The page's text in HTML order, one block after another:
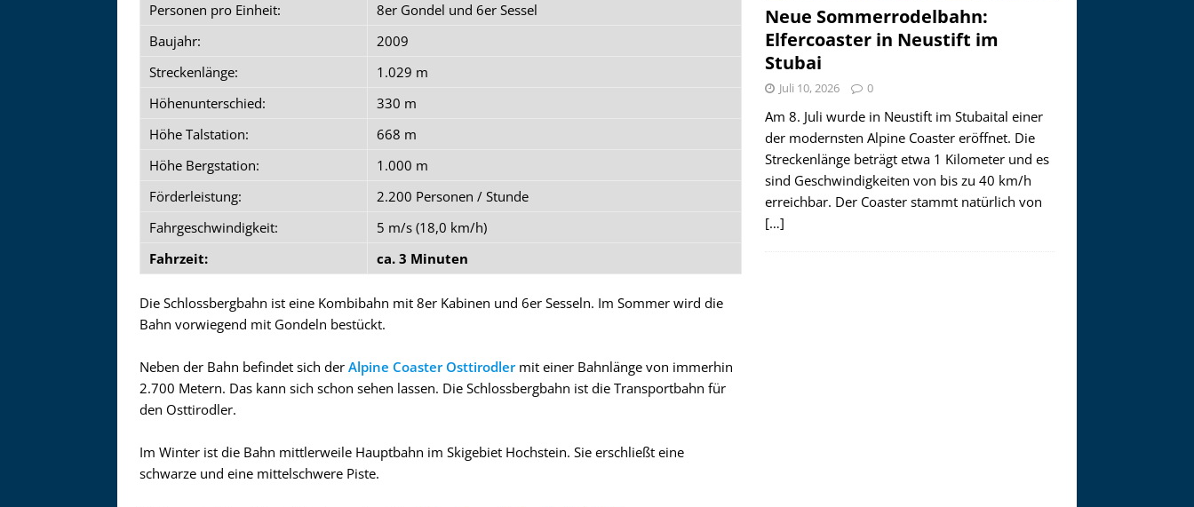
Personen pro Einheit:
8er Gondel und 6er Sessel
Baujahr:
2009
Streckenlänge:
1.029 m
Höhenunterschied:
330 m
Höhe Talstation:
668 m
Höhe Bergstation:
1.000 m
Förderleistung:
2.200 Personen / Stunde
Fahrgeschwindigkeit:
5 m/s (18,0 km/h)
Fahrzeit:
ca. 3 Minuten
Die Schlossbergbahn ist eine Kombibahn mit 8er Kabinen und 6er Sesseln. Im Sommer wird die
Bahn vorwiegend mit Gondeln bestückt.
Neben der Bahn befindet sich der Alpine Coaster Osttirodlermit einer Bahnlänge von immerhin
2.700 Metern. Das kann sich schon sehen lassen. Die Schlossbergbahn ist die Transportbahn für
den Osttirodler.
Im Winter ist die Bahn mittlerweile Hauptbahn im Skigebiet Hochstein. Sie erschließt eine
schwarze und eine mittelschwere Piste.
Neue Sommerrodelbahn:
Elfercoaster in Neustift im
Stubai
Juli 10, 2026 0
Am 8. Juli wurde in Neustift im Stubaital einer
der modernsten Alpine Coaster eröffnet. Die
Streckenlänge beträgt etwa 1 Kilometer und es
sind Geschwindigkeiten von bis zu 40 km/h
erreichbar. Der Coaster stammt natürlich von
[…]